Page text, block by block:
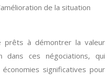
de la situation
prêts à démontrer la valeur
dans ces négociations, qui
significatives pour